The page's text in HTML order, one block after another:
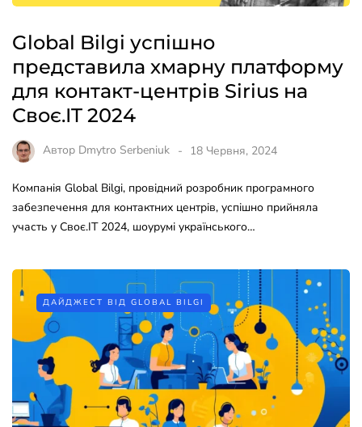
Global Bilgi успішно
представила хмарну платформу
для контакт-центрів Sirius на
Своє.IT 2024
Автор Dmytro Serbeniuk 18 Червня, 2024
Компанія Global Bilgi, провідний розробник програмного
забезпечення для контактних центрів, успішно прийняла
участь у Своє.IT 2024, шоурумі українського…
ДАЙДЖЕСТ ВІД GLOBAL BILGI